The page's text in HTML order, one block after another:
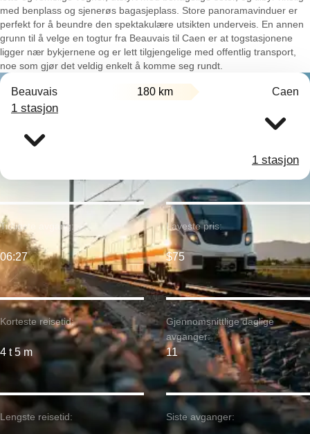
med benplass og sjenerøs bagasjeplass. Store panoramavinduer er
perfekt for å beundre den spektakulære utsikten underveis. En annen
grunn til å velge en togtur fra Beauvais til Caen er at togstasjonene
ligger nær bykjernene og er lett tilgjengelige med offentlig transport,
noe som gjør det veldig enkelt å komme seg rundt.
Beauvais 180 km Caen
1 stasjon
1 stasjon
Korteste reisetid:
4 t 5 m
Tidligste avgang:
06:27
Lengste reisetid:
Laveste pris:
$75
Gjennomsnittlige daglige
avganger:
11
Siste avganger: